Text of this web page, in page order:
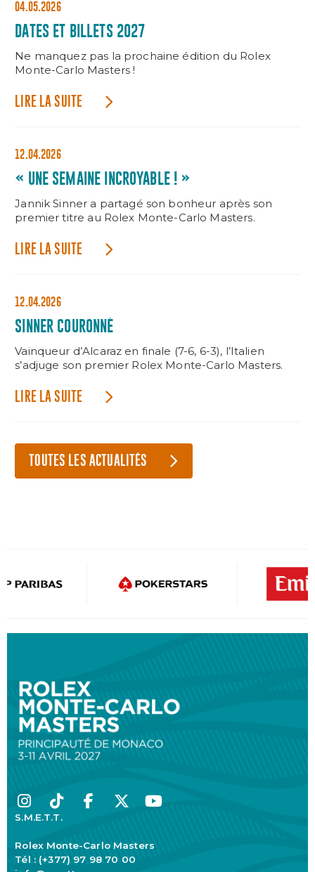
04.05.2026
DATES ET BILLETS 2027
Ne manquez pas la prochaine édition du Rolex
Monte-Carlo Masters !
LIRE LA SUITE
12.04.2026
« UNE SEMAINE INCROYABLE ! »
Jannik Sinner a partagé son bonheur après son
premier titre au Rolex Monte-Carlo Masters.
LIRE LA SUITE
12.04.2026
SINNER COURONNÉ
Vainqueur d’Alcaraz en finale (7-6, 6-3), l’Italien
s’adjuge son premier Rolex Monte-Carlo Masters.
LIRE LA SUITE
TOUTES LES ACTUALITÉS
S.M.E.T.T.
Rolex Monte-Carlo Masters
Tél : (+377) 97 98 70 00